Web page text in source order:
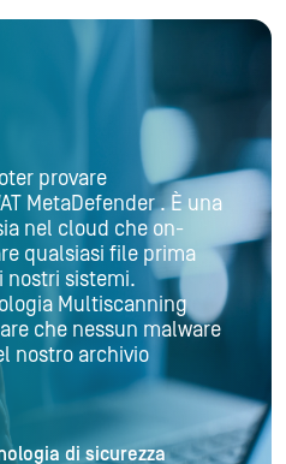
che il sistema
da malware. La
una solida base
eseguiti con
a soli due clic di